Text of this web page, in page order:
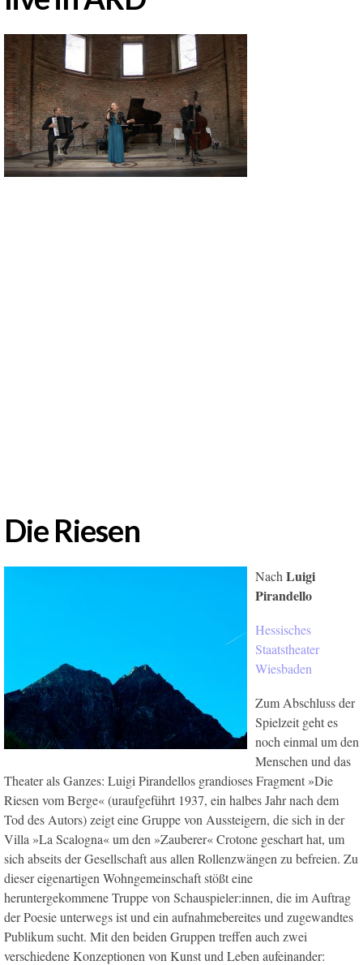
Die Riesen
Nach Luigi
Pirandello
Hessisches
Staatstheater
Wiesbaden
Zum Abschluss der
Spielzeit geht es
noch einmal um den
Menschen und das
Theater als Ganzes: Luigi Pirandellos grandioses Fragment »Die
Riesen vom Berge« (uraufgeführt 1937, ein halbes Jahr nach dem
Tod des Autors) zeigt eine Gruppe von Aussteigern, die sich in der
Villa »La Scalogna« um den »Zauberer« Crotone geschart hat, um
sich abseits der Gesellschaft aus allen Rollenzwängen zu befreien. Zu
dieser eigenartigen Wohngemeinschaft stößt eine
heruntergekommene Truppe von Schauspieler:innen, die im Auftrag
der Poesie unterwegs ist und ein aufnahmebereites und zugewandtes
Publikum sucht. Mit den beiden Gruppen treffen auch zwei
verschiedene Konzeptionen von Kunst und Leben aufeinander: